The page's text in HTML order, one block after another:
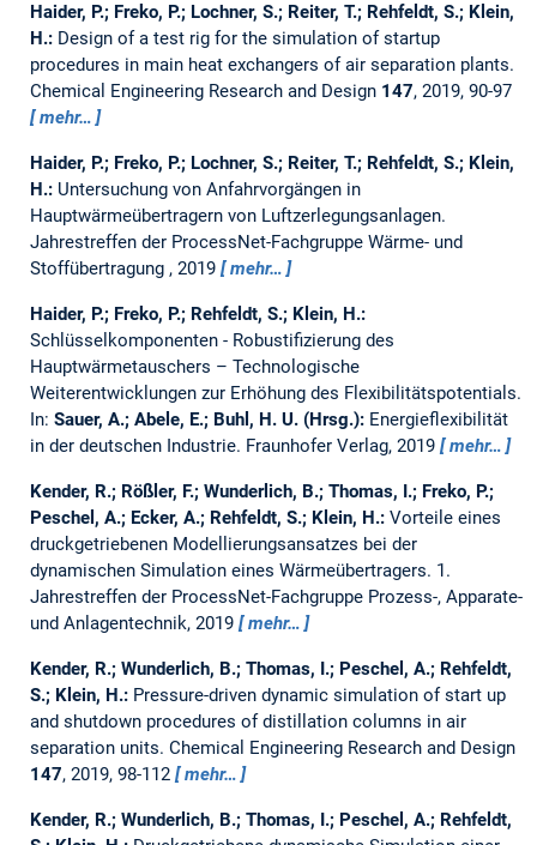
Haider, P.; Freko, P.; Lochner, S.; Reiter, T.; Rehfeldt, S.; Klein,
H.: Design of a test rig for the simulation of startup
procedures in main heat exchangers of air separation plants.
Chemical Engineering Research and Design 147, 2019, 90-97
mehr…
Haider, P.; Freko, P.; Lochner, S.; Reiter, T.; Rehfeldt, S.; Klein,
H.: Untersuchung von Anfahrvorgängen in
Hauptwärmeübertragern von Luftzerlegungsanlagen.
Jahrestreffen der ProcessNet-Fachgruppe Wärme- und
Stoffübertragung , 2019
mehr…
Haider, P.; Freko, P.; Rehfeldt, S.; Klein, H.:
Schlüsselkomponenten - Robustifizierung des
Hauptwärmetauschers – Technologische
Weiterentwicklungen zur Erhöhung des Flexibilitätspotentials.
In: Sauer, A.; Abele, E.; Buhl, H. U. (Hrsg.): Energieflexibilität
in der deutschen Industrie. Fraunhofer Verlag, 2019
mehr…
Kender, R.; Rößler, F.; Wunderlich, B.; Thomas, I.; Freko, P.;
Peschel, A.; Ecker, A.; Rehfeldt, S.; Klein, H.: Vorteile eines
druckgetriebenen Modellierungsansatzes bei der
dynamischen Simulation eines Wärmeübertragers. 1.
Jahrestreffen der ProcessNet-Fachgruppe Prozess-, Apparate-
und Anlagentechnik, 2019
mehr…
Kender, R.; Wunderlich, B.; Thomas, I.; Peschel, A.; Rehfeldt,
S.; Klein, H.: Pressure-driven dynamic simulation of start up
and shutdown procedures of distillation columns in air
separation units. Chemical Engineering Research and Design
147, 2019, 98-112 mehr…
Kender, R.; Wunderlich, B.; Thomas, I.; Peschel, A.; Rehfeldt,